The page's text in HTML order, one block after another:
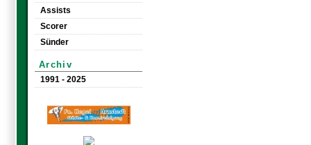
Assists
Scorer
Sünder
Archiv
1991 - 2025